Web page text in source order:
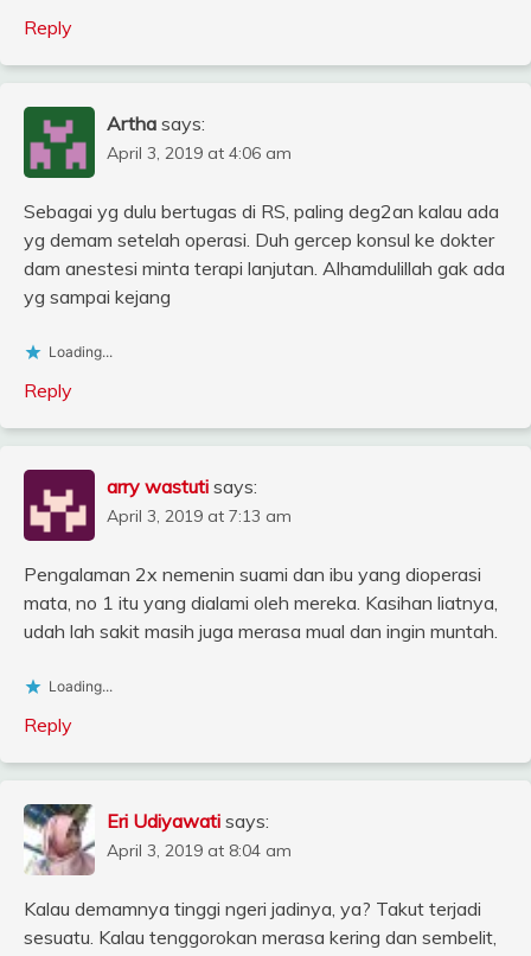
Reply
Artha says:
April 3, 2019 at 4:06 am
Sebagai yg dulu bertugas di RS, paling deg2an kalau ada
yg demam setelah operasi. Duh gercep konsul ke dokter
dam anestesi minta terapi lanjutan. Alhamdulillah gak ada
yg sampai kejang
Loading...
Reply
arry wastuti says:
April 3, 2019 at 7:13 am
Pengalaman 2x nemenin suami dan ibu yang dioperasi
mata, no 1 itu yang dialami oleh mereka. Kasihan liatnya,
udah lah sakit masih juga merasa mual dan ingin muntah.
Loading...
Reply
Eri Udiyawati says:
April 3, 2019 at 8:04 am
Kalau demamnya tinggi ngeri jadinya, ya? Takut terjadi
sesuatu. Kalau tenggorokan merasa kering dan sembelit,